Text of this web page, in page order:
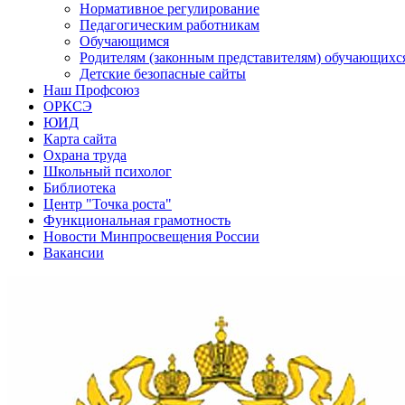
Нормативное регулирование
Педагогическим работникам
Обучающимся
Родителям (законным представителям)
Детские безопасные сайты
Наш Профсоюз
ОРКСЭ
ЮИД
Карта сайта
Охрана труда
Школьный психолог
Библиотека
Центр "Точка роста"
Функциональная грамотность
Новости Минпросвещения России
Вакансии